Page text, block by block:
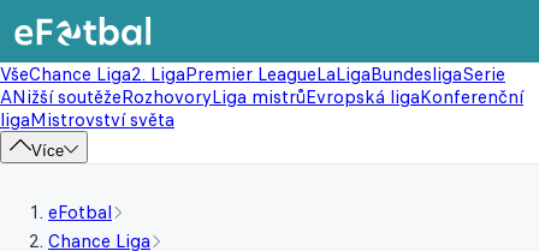
VšeChance Liga2. LigaPremier LeagueLaLigaBundesligaSerie
ANižší soutěžeRozhovoryLiga mistrůEvropská ligaKonferenční
ligaMistrovství světa
Více
eFotbal
Chance Liga